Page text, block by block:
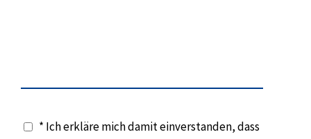
* Ich erkläre mich damit einverstanden, dass